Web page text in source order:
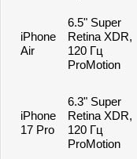
iPhone
Air
6.5" Super
Retina XDR,
120 Гц
ProMotion
iPhone
17 Pro
6.3" Super
Retina XDR,
120 Гц
ProMotion